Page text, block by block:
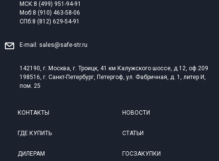
МСК:8 (499) 951-94-91
Моб:8 (910) 463-58-06
СПб:8 (812) 629-54-91
E-mail: sales@safe-str.ru
142190, г. Москва, г. Троицк, 41 км Калужского шоссе, д.12, оф.209
198516, г. Санкт-Петербург, Петергоф, ул. Фабричная, д. 1, литер И,
пом. 25
КОНТАКТЫ
ГДЕ КУПИТЬ
ДИЛЕРАМ
НОВОСТИ
СТАТЬИ
ГОСЗАКУПКИ